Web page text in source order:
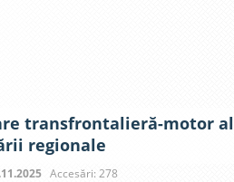
transfrontalieră-motor al
regionale
Accesări: 278